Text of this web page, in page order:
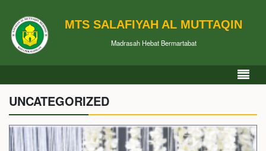
MTS SALAFIYAH AL MUTTAQIN
Madrasah Hebat Bermartabat
UNCATEGORIZED